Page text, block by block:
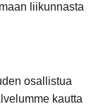
liikunnasta
osallistua
kautta